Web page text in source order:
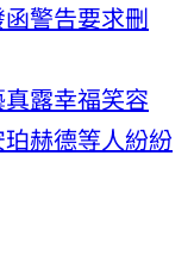
警告要求刪
露幸福笑容
赫德等人紛紛